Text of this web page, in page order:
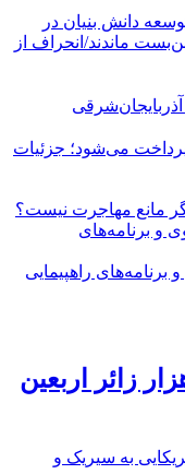
دانش بنیان در
ماندند/انحراف از
می‌شود؛ جزئیات
مانع مهاجرت نیست؟
راهپیمایی
اعزام ۲۱ هزار زائر اربعین